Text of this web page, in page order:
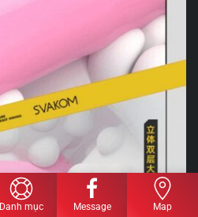
Danh mục Message Map